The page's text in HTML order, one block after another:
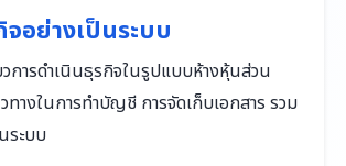
อย่างเป็นระบบ
วการดำเนินธุรกิจในรูปแบบห้างหุ้นส่วน
างในการทำบัญชี การจัดเก็บเอกสาร รวม
ระบบ